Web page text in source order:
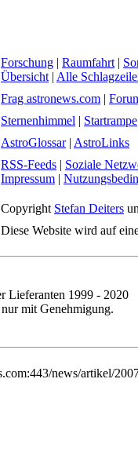
Forschung | Raumfahrt |
Übersicht | Alle
Frag astronews.com |
Sternenhimmel | Startrampe
AstroGlossar| AstroLinks
RSS-Feeds | Soziale
Impressum |
Copyright Stefan Deiters
Diese Website wird auf
Lieferanten 1999 - 2020
mit Genehmigung.
news/artikel/